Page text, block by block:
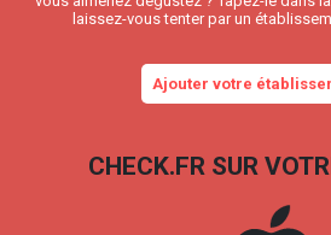
laissez-vous tenter par un
Ajouter votre
CHECK.FR SUR